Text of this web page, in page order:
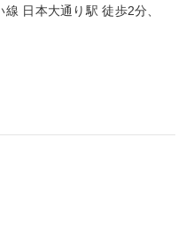
日本大通り駅 徒歩2分、